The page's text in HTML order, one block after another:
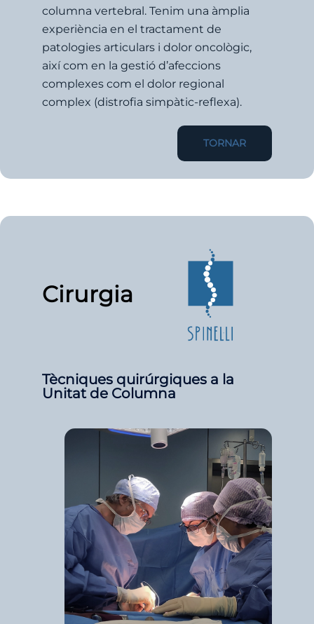
columna vertebral. Tenim una àmplia
experiència en el tractament de
patologies articulars i dolor oncològic,
així com en la gestió d’afeccions
complexes com el dolor regional
complex (distrofia simpàtic-reflexa).
TORNAR
Cirurgia
Tècniques quirúrgiques a la
Unitat de Columna